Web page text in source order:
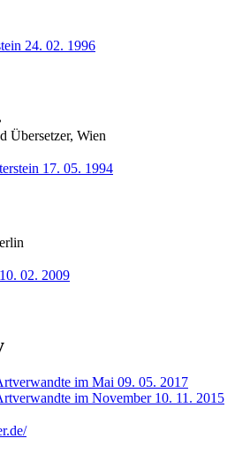
24. 02. 1996
Übersetzer, Wien
17. 05. 1994
02. 2009
im Mai 09. 05. 2017
im November 10. 11. 2015